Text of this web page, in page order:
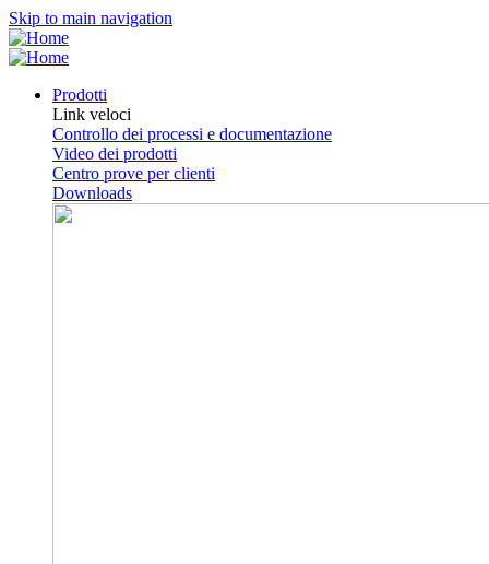
Skip to main navigation
Prodotti
Link veloci
Controllo dei processi e documentazione
Video dei prodotti
Centro prove per clienti
Downloads